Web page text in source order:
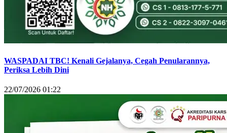
WASPADAI TBC! Kenali Gejalanya, Cegah Penularannya,
Periksa Lebih Dini
22/07/2026 01:22